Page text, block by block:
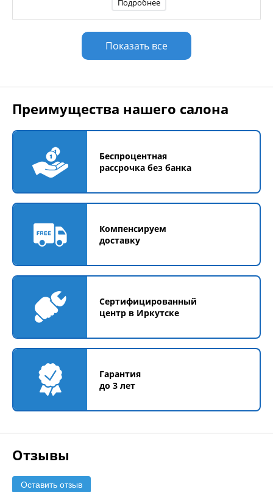
Подробнее
Показать все
Преимущества нашего салона
Беспроцентная
рассрочка без банка
Компенсируем
доставку
Сертифицированный
центр в Иркутске
Гарантия
до 3 лет
Отзывы
Оставить отзыв